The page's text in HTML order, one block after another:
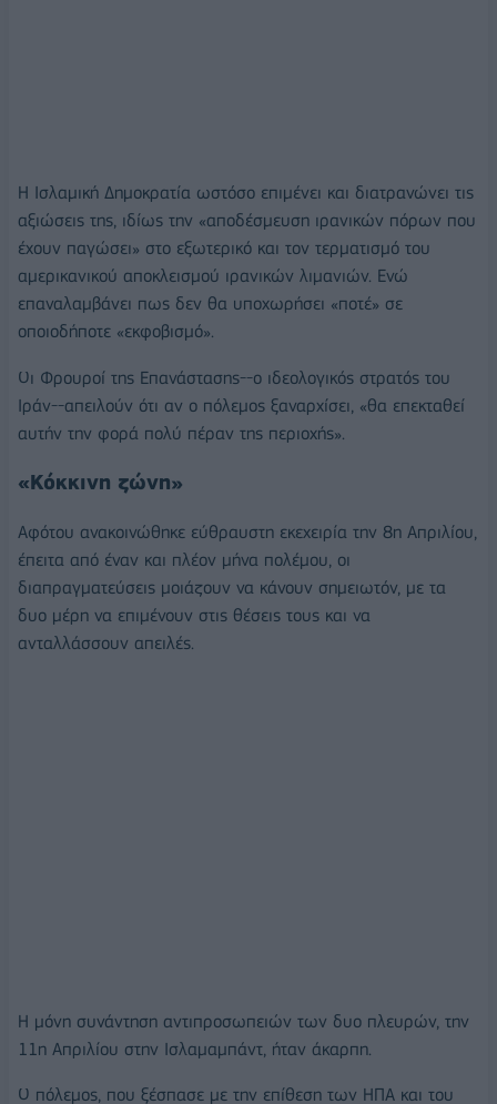
Η Ισλαμική Δημοκρατία ωστόσο επιμένει και διατρανώνει τις
αξιώσεις της, ιδίως την «αποδέσμευση ιρανικών πόρων που
έχουν παγώσει» στο εξωτερικό και τον τερματισμό του
αμερικανικού αποκλεισμού ιρανικών λιμανιών. Ενώ
επαναλαμβάνει πως δεν θα υποχωρήσει «ποτέ» σε
οποιοδήποτε «εκφοβισμό».
Οι Φρουροί της Επανάστασης--ο ιδεολογικός στρατός του
Ιράν--απειλούν ότι αν ο πόλεμος ξαναρχίσει, «θα επεκταθεί
αυτήν την φορά πολύ πέραν της περιοχής».
«Κόκκινη ζώνη»
Αφότου ανακοινώθηκε εύθραυστη εκεχειρία την 8η Απριλίου,
έπειτα από έναν και πλέον μήνα πολέμου, οι
διαπραγματεύσεις μοιάζουν να κάνουν σημειωτόν, με τα
δυο μέρη να επιμένουν στις θέσεις τους και να
ανταλλάσσουν απειλές.
Η μόνη συνάντηση αντιπροσωπειών των δυο πλευρών, την
11η Απριλίου στην Ισλαμαμπάντ, ήταν άκαρπη.
Ο πόλεμος, που ξέσπασε με την επίθεση των ΗΠΑ και του